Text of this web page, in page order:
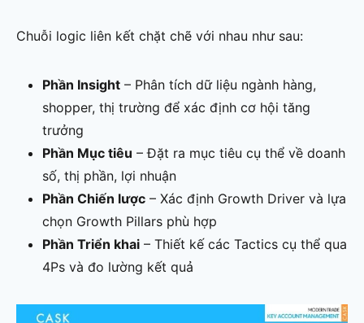
Chuỗi logic liên kết chặt chẽ với nhau như sau:
Phần Insight – Phân tích dữ liệu ngành hàng,
shopper, thị trường để xác định cơ hội tăng
trưởng
Phần Mục tiêu – Đặt ra mục tiêu cụ thể về doanh
số, thị phần, lợi nhuận
Phần Chiến lược – Xác định Growth Driver và lựa
chọn Growth Pillars phù hợp
Phần Triển khai – Thiết kế các Tactics cụ thể qua
4Ps và đo lường kết quả